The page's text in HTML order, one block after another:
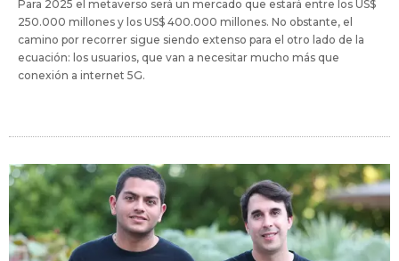
Para 2025 el metaverso será un mercado que estará entre los US$
250.000 millones y los US$ 400.000 millones. No obstante, el
camino por recorrer sigue siendo extenso para el otro lado de la
ecuación: los usuarios, que van a necesitar mucho más que
conexión a internet 5G.